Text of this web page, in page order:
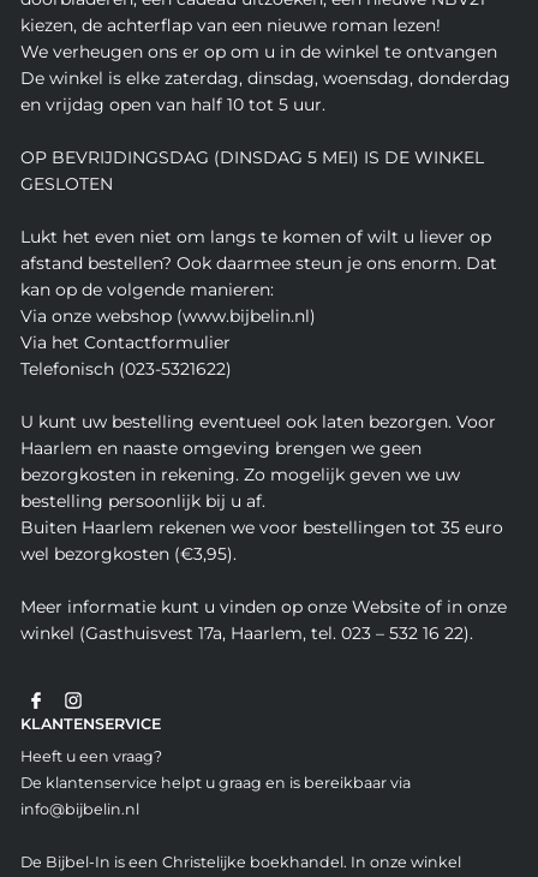
kiezen, de achterflap van een nieuwe roman lezen!
We verheugen ons er op om u in de winkel te ontvangen
De winkel is elke zaterdag, dinsdag, woensdag, donderdag
en vrijdag open van half 10 tot 5 uur.
OP BEVRIJDINGSDAG (DINSDAG 5 MEI) IS DE WINKEL
GESLOTEN
Lukt het even niet om langs te komen of wilt u liever op
afstand bestellen? Ook daarmee steun je ons enorm. Dat
kan op de volgende manieren:
Via onze webshop (www.bijbelin.nl)
Via het Contactformulier
Telefonisch (023-5321622)
U kunt uw bestelling eventueel ook laten bezorgen. Voor
Haarlem en naaste omgeving brengen we geen
bezorgkosten in rekening. Zo mogelijk geven we uw
bestelling persoonlijk bij u af.
Buiten Haarlem rekenen we voor bestellingen tot 35 euro
wel bezorgkosten (€3,95).
Meer informatie kunt u vinden op onze Website of in onze
winkel (Gasthuisvest 17a, Haarlem, tel. 023 – 532 16 22).
KLANTENSERVICE
Heeft u een vraag?
De klantenservice helpt u graag en is bereikbaar via
info@bijbelin.nl
De Bijbel-In is een Christelijke boekhandel. In onze winkel